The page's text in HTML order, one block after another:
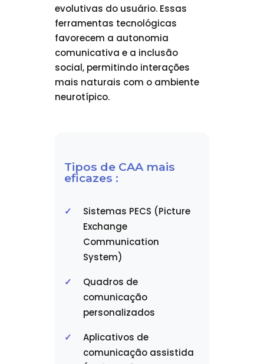
evolutivas do usuário. Essas
ferramentas tecnológicas
favorecem a autonomia
comunicativa e a inclusão
social, permitindo interações
mais naturais com o ambiente
neurotípico.
Tipos de CAA mais
eficazes :
Sistemas PECS (Picture
Exchange
Communication
System)
Quadros de
comunicação
personalizados
Aplicativos de
comunicação assistida